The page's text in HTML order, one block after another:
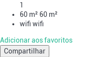
1
60 m² 60 m²
wifi wifi
Adicionar aos favoritos
Compartilhar